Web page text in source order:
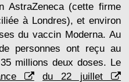
AstraZeneca (cette firme
à Londres), et environ
du vaccin Moderna. Au
personnes ont reçu au
millions deux doses. Le
du 22 juillet